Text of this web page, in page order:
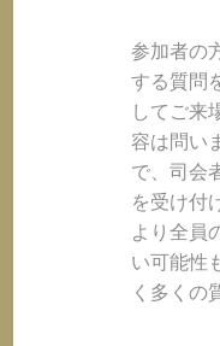
参加者の
する質問
してご来
容は問い
で、司会
を受け付
より全員
い可能性
く多くの